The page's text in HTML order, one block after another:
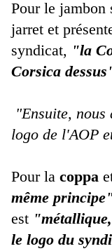
Pour le jambon
jarret et
syndicat, "la
Corsica
"Ensuite, nous
logo de l'AOP
Pour la coppa
même
est
le logo du